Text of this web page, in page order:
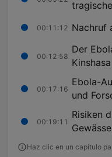
00:11:12 Nachruf
00:12:58
Der
Kinshasa
00:17:16
Ebola-
und
00:19:11
Risiken
Haz clic en un capítulo